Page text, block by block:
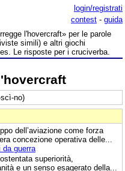
login/registrati
contest - guida
l'hovercraft» per le parole
simili) e altri giochi
Le risposte per i cruciverba.
no)
dell’aviazione come forza
concezione operativa delle...
da guerra
superiorità,
e un senso esagerato della...